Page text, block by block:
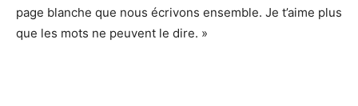
page blanche que nous écrivons ensemble. Je t’aime plus
que les mots ne peuvent le dire. »